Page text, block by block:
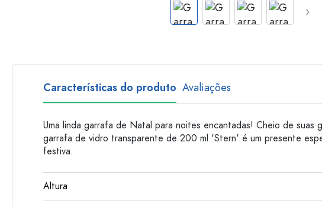
Garrafas de plastico
Características do produto Avaliações
Uma linda garrafa de Natal para noites encantadas! Cheio de suas
garrafa de vidro transparente de 200 ml 'Stern' é um presente
festiva.
Altura